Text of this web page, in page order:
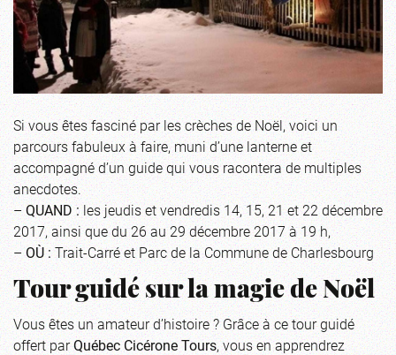
Si vous êtes fasciné par les crèches de Noël, voici un
parcours fabuleux à faire, muni d’une lanterne et
accompagné d’un guide qui vous racontera de multiples
anecdotes.
–QUAND :les jeudis et vendredis 14, 15, 21 et 22 décembre
2017, ainsi que du 26 au 29 décembre 2017 à 19 h,
–OÙ :Trait-Carré et Parc de la Commune de Charlesbourg
Tour guidé sur la magie de Noël
Vous êtes un amateur d’histoire ? Grâce à ce tour guidé
offert parQuébec Cicérone Tours, vous en apprendrez